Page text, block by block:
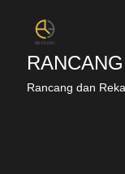
Rancang dan